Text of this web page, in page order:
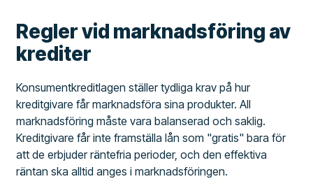
Regler vid marknadsföring av
krediter
Konsumentkreditlagen ställer tydliga krav på hur
kreditgivare får marknadsföra sina produkter. All
marknadsföring måste vara balanserad och saklig.
Kreditgivare får inte framställa lån som "gratis" bara för
att de erbjuder räntefria perioder, och den effektiva
räntan ska alltid anges i marknadsföringen.